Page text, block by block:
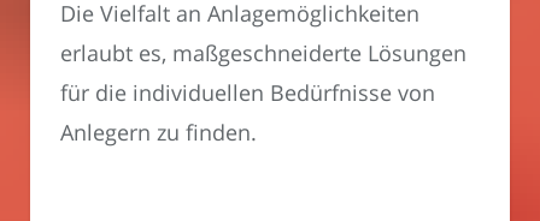
Die Vielfalt an Anlagemöglichkeiten
erlaubt es, maßgeschneiderte Lösungen
für die individuellen Bedürfnisse von
Anlegern zu finden.